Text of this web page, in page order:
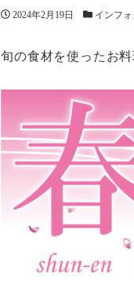
投稿日
2024年2月19日 カテゴリー
インフ
旬の食材を使ったお